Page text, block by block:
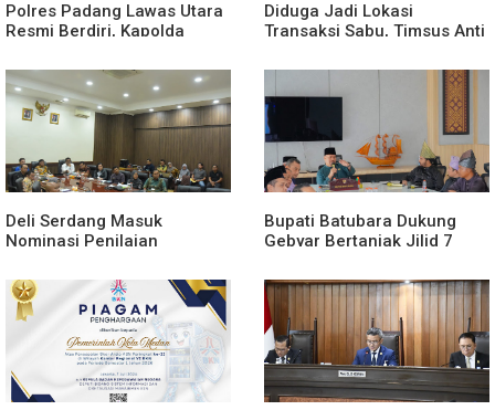
Polres Padang Lawas Utara
Resmi Berdiri, Kapolda
Humanis dan Penambahan
Personel
Diduga Jadi Lokasi
Transaksi Sabu, Timsus Anti
Amankan Seorang Pria
dengan Barang Bukti 63,67
Gram Sabu
Deli Serdang Masuk
Nominasi Penilaian
Juta Rumah Regional
Sumatera
Bupati Batubara Dukung
Gebyar Bertanjak Jilid 7